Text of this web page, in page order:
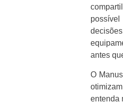
antes
O
entenda